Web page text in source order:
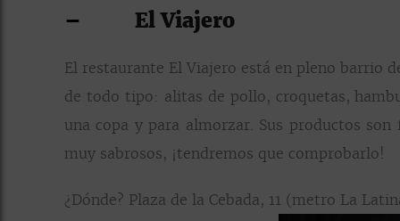
– El Viajero
El restaurante El Viajero está en pleno barrio
de todo tipo: alitas de pollo, croquetas,
una copa y para almorzar. Sus productos
muy sabrosos, ¡tendremos que comprobarlo!
¿Dónde? Plaza de la Cebada, 11 (metro La